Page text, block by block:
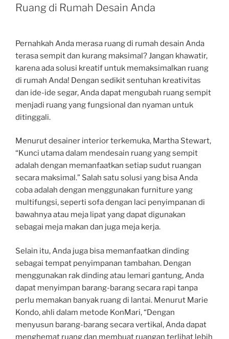
Ruang di Rumah Desain Anda
Pernahkah Anda merasa ruang di rumah desain Anda
terasa sempit dan kurang maksimal? Jangan khawatir,
karena ada solusi kreatif untuk memaksimalkan ruang
di rumah Anda! Dengan sedikit sentuhan kreativitas
dan ide-ide segar, Anda dapat mengubah ruang sempit
menjadi ruang yang fungsional dan nyaman untuk
ditinggali.
Menurut desainer interior terkemuka, Martha Stewart,
“Kunci utama dalam mendesain ruang yang sempit
adalah dengan memanfaatkan setiap sudut ruangan
secara maksimal.” Salah satu solusi yang bisa Anda
coba adalah dengan menggunakan furniture yang
multifungsi, seperti sofa dengan laci penyimpanan di
bawahnya atau meja lipat yang dapat digunakan
sebagai meja makan dan juga meja kerja.
Selain itu, Anda juga bisa memanfaatkan dinding
sebagai tempat penyimpanan tambahan. Dengan
menggunakan rak dinding atau lemari gantung, Anda
dapat menyimpan barang-barang secara rapi tanpa
perlu memakan banyak ruang di lantai. Menurut Marie
Kondo, ahli dalam metode KonMari, “Dengan
menyusun barang-barang secara vertikal, Anda dapat
menghemat ruang dan membuat ruangan terlihat lebih